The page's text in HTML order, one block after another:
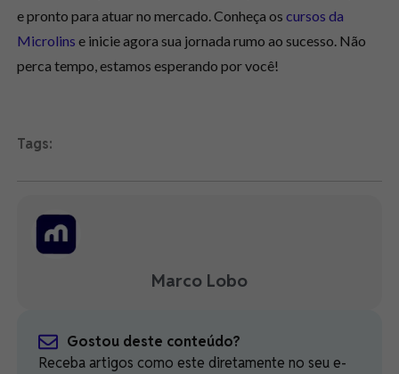
e pronto para atuar no mercado. Conheça os cursos da
Microlins e inicie agora sua jornada rumo ao sucesso. Não
perca tempo, estamos esperando por você!
Tags:
Marco Lobo
Gostou deste conteúdo?
Receba artigos como este diretamente no seu e-